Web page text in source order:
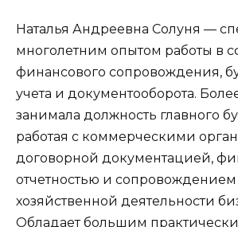
Наталья Андреевна Солуня —
многолетним опытом работы в
финансового сопровождения,
учета и документооборота.
занимала должность главного
работая с коммерческими
договорной документацией,
отчетностью и сопровождением
хозяйственной деятельности
Обладает большим